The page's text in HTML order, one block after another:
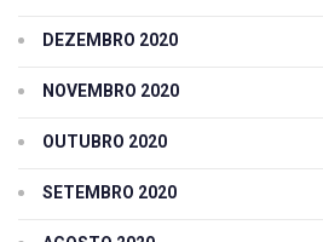
DEZEMBRO 2020
NOVEMBRO 2020
OUTUBRO 2020
SETEMBRO 2020